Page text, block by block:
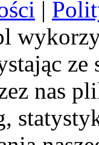
|
nas